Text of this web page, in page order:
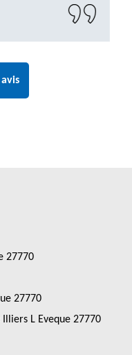
27770
27770
L Eveque 27770